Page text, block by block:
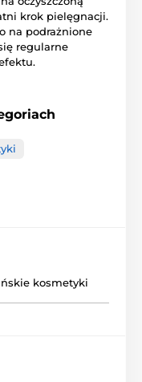
krok pielęgnacji.
na podrażnione
regularne
kosmetyki